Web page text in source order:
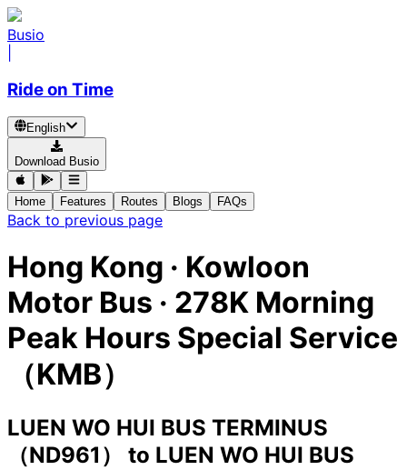
Busio
Ride on Time
English
Download Busio
Home Features Routes Blogs FAQs
Back to previous page
Hong Kong · Kowloon
Motor Bus · 278K Morning
Peak Hours Special Service
（KMB）
LUEN WO HUI BUS TERMINUS
（ND961）
to LUEN WO HUI BUS